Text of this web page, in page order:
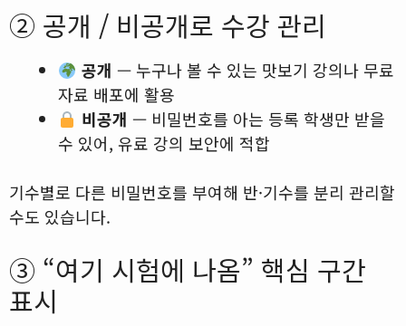
② 공개 / 비공개로 수강 관리
공개 — 누구나 볼 수 있는 맛보기 강의나 무료
자료 배포에 활용
비공개 — 비밀번호를 아는 등록 학생만 받을
수 있어, 유료 강의 보안에 적합
기수별로 다른 비밀번호를 부여해 반·기수를 분리 관리할
수도 있습니다.
③ “여기 시험에 나옴” 핵심 구간
표시